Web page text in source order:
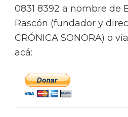
0831 8392 a nombre de
Rascón (fundador y
CRÓNICA SONORA) o
acá: